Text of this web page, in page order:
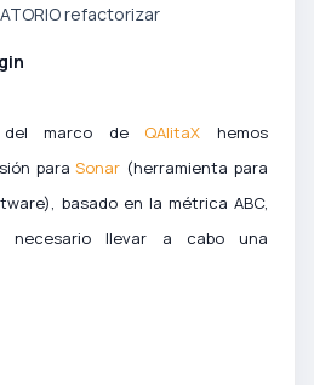
refactorizar
marco de QAlitaX hemos
paraSonar (herramienta para
, basado en la métrica ABC,
necesario llevar a cabo una